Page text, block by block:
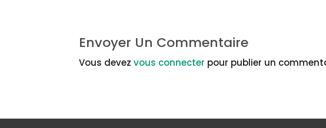
Envoyer Un Commentaire
Vous devezvous connecter pour publier un